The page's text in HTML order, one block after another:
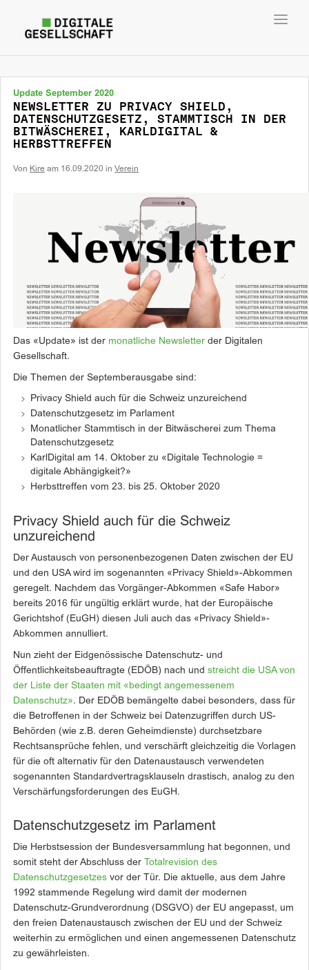
Update September 2020
NEWSLETTER ZU PRIVACY SHIELD,
DATENSCHUTZGESETZ, STAMMTISCH IN DER
BITWÄSCHEREI, KARLDIGITAL &
HERBSTTREFFEN
Von Kire am 16.09.2020 in Verein
Das «Update» ist der monatliche Newsletter der Digitalen
Gesellschaft.
Die Themen der Septemberausgabe sind:
Privacy Shield auch für die Schweiz unzureichend
Datenschutzgesetz im Parlament
Monatlicher Stammtisch in der Bitwäscherei zum Thema
Datenschutzgesetz
KarlDigital am 14. Oktober zu «Digitale Technologie =
digitale Abhängigkeit?»
Herbsttreffen vom 23. bis 25. Oktober 2020
Privacy Shield auch für die Schweiz
unzureichend
Der Austausch von personenbezogenen Daten zwischen der EU
und den USA wird im sogenannten «Privacy Shield»-Abkommen
geregelt. Nachdem das Vorgänger-Abkommen «Safe Habor»
bereits 2016 für ungültig erklärt wurde, hat der Europäische
Gerichtshof (EuGH) diesen Juli auch das «Privacy Shield»-
Abkommen annulliert.
Nun zieht der Eidgenössische Datenschutz- und
Öffentlichkeitsbeauftragte (EDÖB) nach und streicht die USA von
der Liste der Staaten mit «bedingt angemessenem
Datenschutz». Der EDÖB bemängelte dabei besonders, dass für
die Betroffenen in der Schweiz bei Datenzugriffen durch US-
Behörden (wie z.B. deren Geheimdienste) durchsetzbare
Rechtsansprüche fehlen, und verschärft gleichzeitig die Vorlagen
für die oft alternativ für den Datenaustausch verwendeten
sogenannten Standardvertragsklauseln drastisch, analog zu den
Verschärfungsforderungen des EuGH.
Datenschutzgesetz im Parlament
Die Herbstsession der Bundesversammlung hat begonnen, und
somit steht der Abschluss der Totalrevision des
Datenschutzgesetzes vor der Tür. Die aktuelle, aus dem Jahre
1992 stammende Regelung wird damit der modernen
Datenschutz-Grundverordnung (DSGVO) der EU angepasst, um
den freien Datenaustausch zwischen der EU und der Schweiz
weiterhin zu ermöglichen und einen angemessenen Datenschutz
zu gewährleisten.